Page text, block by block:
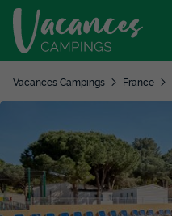
Vacances Campings France